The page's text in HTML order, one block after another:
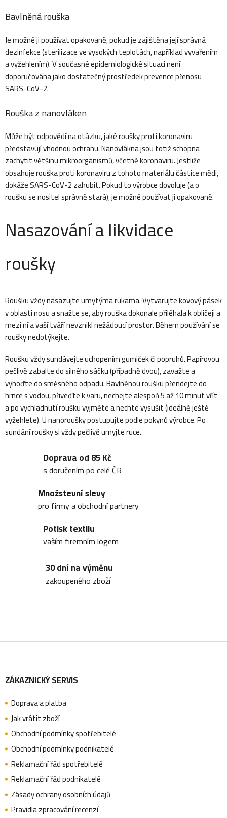
Bavlněná rouška
Je možné ji používat opakovaně, pokud je zajištěna její správná
dezinfekce (sterilizace ve vysokých teplotách, například vyvařením
a vyžehlením). V současné epidemiologické situaci není
doporučována jako dostatečný prostředek prevence přenosu
SARS-CoV-2.
Rouška z nanovláken
Může být odpovědí na otázku, jaké roušky proti koronaviru
představují vhodnou ochranu. Nanovlákna jsou totiž schopna
zachytit většinu mikroorganismů, včetně koronaviru. Jestliže
obsahuje rouška proti koronaviru z tohoto materiálu částice mědi,
dokáže SARS-CoV-2 zahubit. Pokud to výrobce dovoluje (a o
roušku se nositel správně stará), je možné používat ji opakovaně.
Nasazování a likvidace
roušky
Roušku vždy nasazujte umytýma rukama. Vytvarujte kovový pásek
v oblasti nosu a snažte se, aby rouška dokonale přiléhala k obličeji a
mezi ní a vaší tváří nevznikl nežádoucí prostor. Během používání se
roušky nedotýkejte.
Roušku vždy sundávejte uchopením gumiček či popruhů. Papírovou
pečlivě zabalte do silného sáčku (případně dvou), zavažte a
vyhoďte do směsného odpadu. Bavlněnou roušku přendejte do
hrnce s vodou, přiveďte k varu, nechejte alespoň 5 až 10 minut vřít
a po vychladnutí roušku vyjměte a nechte vysušit (ideálně ještě
vyžehlete). U nanoroušky postupujte podle pokynů výrobce. Po
sundání roušky si vždy pečlivě umyjte ruce.
Doprava od 85 Kč
s doručením po celé ČR
Množstevní slevy
pro firmy a obchodní partnery
Potisk textilu
vaším firemním logem
30 dní na výměnu
zakoupeného zboží
á
p
a
t
ZÁKAZNICKÝ SERVIS
Doprava a platba
Jak vrátit zboží
Obchodní podmínky spotřebitelé
Obchodní podmínky podnikatelé
Reklamační řád spotřebitelé
Reklamační řád podnikatelé
Zásady ochrany osobních údajů
Pravidla zpracování recenzí